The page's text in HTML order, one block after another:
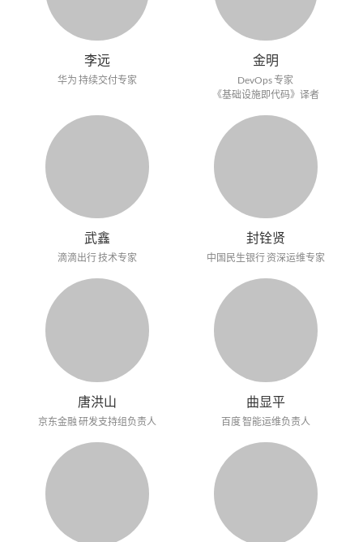
李远
华为 持续交付专家
金明
DevOps 专家
《基础设施即代码》译者
武鑫
滴滴出行 技术专家
封铨贤
中国民生银行 资深运维专家
唐洪山
京东金融 研发支持组负责人
曲显平
百度 智能运维负责人